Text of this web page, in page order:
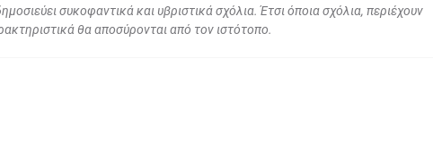
συκοφαντικά και υβριστικά σχόλια. Έτσι όποια σχόλια, περιέχουν
θα αποσύρονται από τον ιστότοπο.